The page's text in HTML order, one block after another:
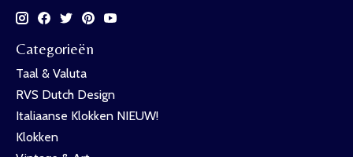
Categorieën
Taal & Valuta
RVS Dutch Design
Italiaanse Klokken NIEUW!
Klokken